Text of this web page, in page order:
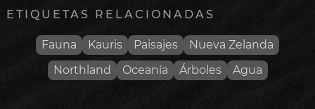
ETIQUETAS RELACIONADAS
Fauna Kauris Paisajes
Nueva Zelanda
Northland
Oceanía Árboles Agua